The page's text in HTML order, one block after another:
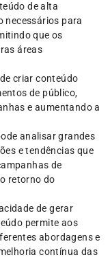
de alta
necessários para
que os
áreas
criar conteúdo
de público,
e aumentando a
analisar grandes
e tendências que
de
retorno do
de gerar
permite aos
abordagens e
contínua das